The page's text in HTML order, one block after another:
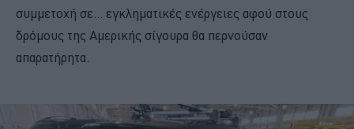
συμμετοχή σε... εγκληματικές ενέργειες αφού στους
δρόμους της Αμερικής σίγουρα θα περνούσαν
απαρατήρητα.